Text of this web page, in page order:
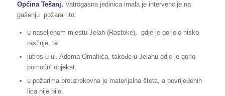
Općina Tešanj. Vatrogasna jedinica imala je intervencije na
gašenju požara i to:
u naseljenom mjestu Jelah (Rastoke), gdje je gorjelo nisko
rastinje, te
jutros u ul. Adema Omahića, takođe u Jelahu gdje je gorio
pomoćni objekat.
u požarima prouzrokovna je materijalna šteta, a povrijeđenih
lica nije bilo.